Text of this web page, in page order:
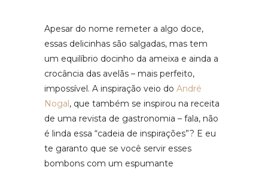
Apesar do nome remeter a algo doce,
essas delicinhas são salgadas, mas tem
um equilíbrio docinho da ameixa e ainda a
crocância das avelãs – mais perfeito,
impossível. A inspiração veio do André
Nogal , que também se inspirou na receita
de uma revista de gastronomia – fala, não
é linda essa “cadeia de inspirações”? E eu
te garanto que se você servir esses
bombons com um espumante